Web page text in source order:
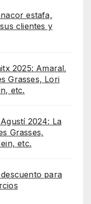
estafa,
clientes y
2025: Amaral,
Grasses, Lori
etc.
2024: La
Grasses,
etc.
para